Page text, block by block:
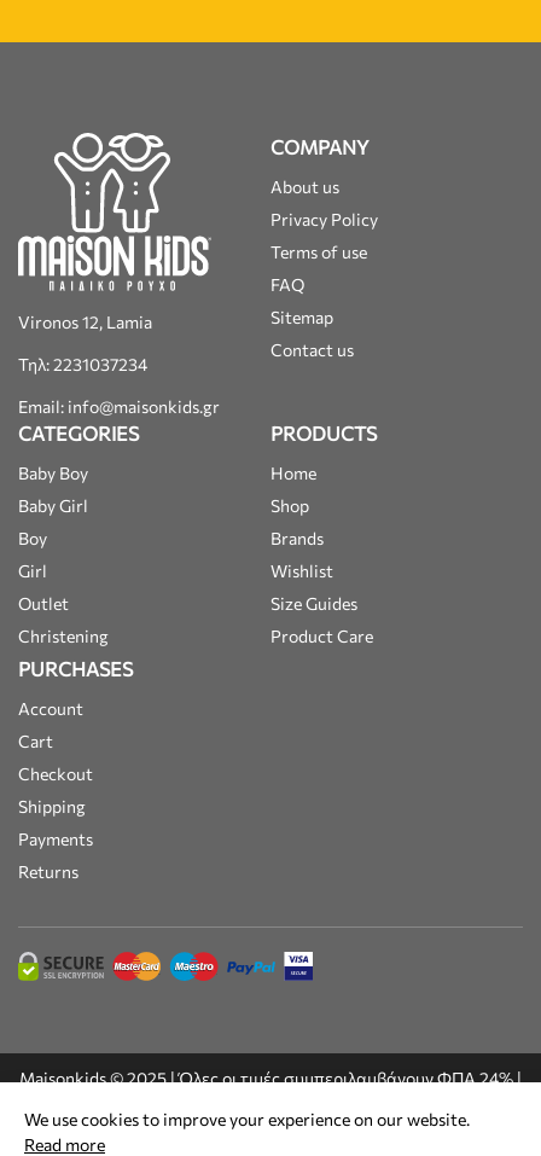
Vironos 12, Lamia
Τηλ: 2231037234
Email: info@maisonkids.gr
COMPANY
About us
Privacy Policy
Terms of use
FAQ
Sitemap
Contact us
CATEGORIES
Baby Boy
Baby Girl
Boy
Girl
Outlet
Christening
PRODUCTS
Home
Shop
Brands
Wishlist
Size Guides
Product Care
PURCHASES
Account
Cart
Checkout
Shipping
Payments
Returns
Maisonkids © 2025 | Όλες οι τιμές συμπεριλαμβάνουν ΦΠΑ 24% |
We use cookies to improve your experience on our website.
Read more